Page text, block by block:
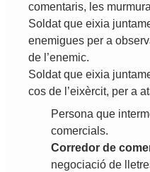
comentaris, les
Soldat que eixia
enemigues per a
de ’enemic.
Soldat que eixia
cos de ’eixèrcit, per a
Persona que
comercials.
Corredor de
negociació de